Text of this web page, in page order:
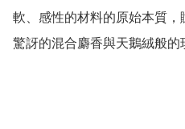
軟、感性的材料的原始本質，
驚訝的混合麝香與天鵝絨般的